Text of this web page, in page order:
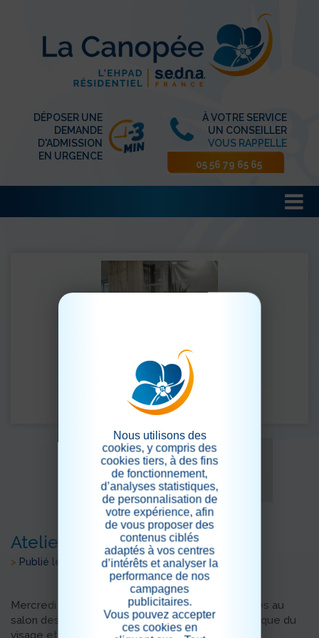
DÉPOSER UNE
DEMANDE
D'ADMISSION
EN URGENCE
À VOTRE SERVICE
UN CONSEILLER
VOUS RAPPELLE
05 56 79 65 65
Atelier bien-être
> Publié le 12/01/2024
Mercredi 10 janvier les résidents se sont retrouvés au
salon des pivoines pour un atelier bien-être : masque du
visage et manucure.
Nous utilisons des
cookies, y compris des
cookies tiers, à des fins
de fonctionnement,
d’analyses statistiques,
de personnalisation de
votre expérience, afin
de vous proposer des
contenus ciblés
adaptés à vos centres
d’intérêts et analyser la
performance de nos
campagnes
publicitaires.
Vous pouvez accepter
ces cookies en